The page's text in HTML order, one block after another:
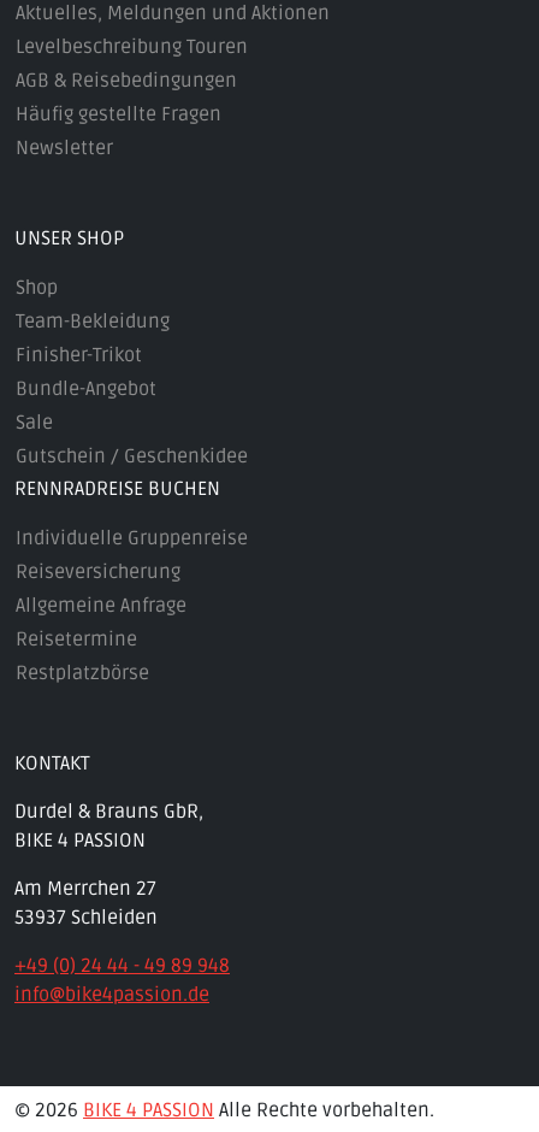
Aktuelles, Meldungen und Aktionen
Levelbeschreibung Touren
AGB & Reisebedingungen
Häufig gestellte Fragen
Newsletter
UNSER SHOP
Shop
Team-Bekleidung
Finisher-Trikot
Bundle-Angebot
Sale
Gutschein / Geschenkidee
RENNRADREISE BUCHEN
Individuelle Gruppenreise
Reiseversicherung
Allgemeine Anfrage
Reisetermine
Restplatzbörse
KONTAKT
Durdel & Brauns GbR,
BIKE 4 PASSION
Am Merrchen 27
53937 Schleiden
+49 (0) 24 44 - 49 89 948
info@bike4passion.de
© 2026 BIKE 4 PASSION Alle Rechte vorbehalten.